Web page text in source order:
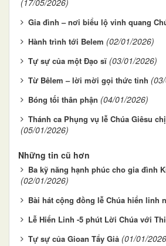
Gia đình – nơi biểu lộ vinh quang
Hành trình tới Belem (02/01/2026)
Tự sự của một Đạo sĩ (03/01/2026)
Từ Bêlem – lời mời gọi thức tỉnh
Bóng tối thân phận (04/01/2026)
Thánh ca Phụng vụ lễ Chúa Giêsu
(05/01/2026)
Những tin cũ hơn
Ba kỹ năng hạnh phúc cho gia đình
(02/01/2026)
Bài hát cộng đồng lễ Chúa hiển linh
Lễ Hiển Linh -5 phút Lời Chúa với
Tự sự của Gioan Tẩy Giả (01/01/